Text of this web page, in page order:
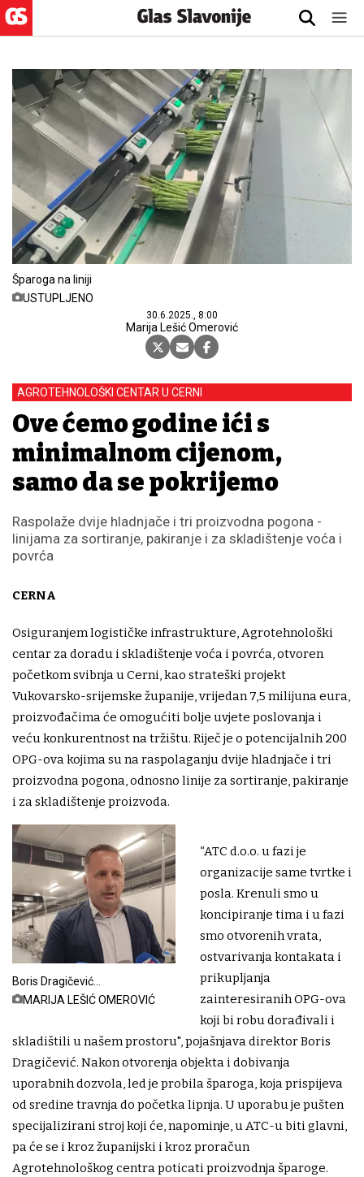
Šparoga na liniji
USTUPLJENO
30.6.2025., 8:00
Marija Lešić Omerović
AGROTEHNOLOŠKI CENTAR U CERNI
Ove ćemo godine ići s
minimalnom cijenom,
samo da se pokrijemo
Raspolaže dvije hladnjače i tri proizvodna pogona -
linijama za sortiranje, pakiranje i za skladištenje voća i
povrća
CERNA
Osiguranjem logističke infrastrukture, Agrotehnološki
centar za doradu i skladištenje voća i povrća, otvoren
početkom svibnja u Cerni, kao strateški projekt
Vukovarsko-srijemske županije, vrijedan 7,5 milijuna eura,
proizvođačima će omogućiti bolje uvjete poslovanja i
veću konkurentnost na tržištu. Riječ je o potencijalnih 200
OPG-ova kojima su na raspolaganju dvije hladnjače i tri
proizvodna pogona, odnosno linije za sortiranje, pakiranje
i za skladištenje proizvoda.
Boris Dragičević
foto:MARIJA LEŠIĆ OMEROVIĆ
“ATC d.o.o. u fazi je
organizacije same tvrtke i
posla. Krenuli smo u
koncipiranje tima i u fazi
smo otvorenih vrata,
ostvarivanja kontakata i
prikupljanja
zainteresiranih OPG-ova
koji bi robu dorađivali i
skladištili u našem prostoru", pojašnjava direktor Boris
Dragičević. Nakon otvorenja objekta i dobivanja
uporabnih dozvola, led je probila šparoga, koja prispijeva
od sredine travnja do početka lipnja. U uporabu je pušten
specijalizirani stroj koji će, napominje, u ATC-u biti glavni,
pa će se i kroz županijski i kroz proračun
Agrotehnološkog centra poticati proizvodnja šparoge.